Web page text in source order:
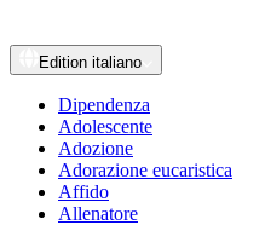
Edition italiano
Dipendenza
Adolescente
Adozione
Adorazione eucaristica
Affido
Allenatore